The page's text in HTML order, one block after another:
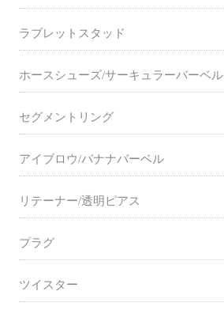
ラブレットスタッド
ホースシューズ/サーキュラーバーベル
セグメントリング
アイブロウ/バナナバーベル
リテーナー/透明ピアス
プラグ
ツイスター